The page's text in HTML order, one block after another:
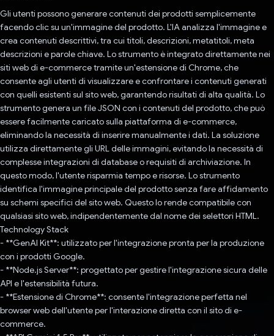
Gli utenti possono generare contenuti dei prodotti semplicemente
facendo clic su un'immagine del prodotto. L'IA analizza l'immagine e
crea contenuti descrittivi, tra cui titoli, descrizioni, metatitoli, meta
descrizioni e parole chiave. Lo strumento è integrato direttamente nei
siti web di e-commerce tramite un'estensione di Chrome, che
consente agli utenti di visualizzare e confrontare i contenuti generati
con quelli esistenti sul sito web, garantendo risultati di alta qualità. Lo
strumento genera un file JSON con i contenuti del prodotto, che può
essere facilmente caricato sulla piattaforma di e-commerce,
eliminando la necessità di inserire manualmente i dati. La soluzione
utilizza direttamente gli URL delle immagini, evitando la necessità di
complesse integrazioni di database o requisiti di archiviazione. In
questo modo, l'utente risparmia tempo e risorse. Lo strumento
identifica l'immagine principale del prodotto senza fare affidamento
su schemi specifici del sito web. Questo lo rende compatibile con
qualsiasi sito web, indipendentemente dal nome dei selettori HTML.
Technology Stack
- **GenAI Kit**: utilizzato per l'integrazione pronta per la produzione
con i prodotti Google.
- **Node.js Server**: progettato per gestire l'integrazione sicura delle
API e l'estensibilità futura.
- **Estensione di Chrome**: consente l'integrazione perfetta nel
browser web dell'utente per l'interazione diretta con il sito di e-
commerce.